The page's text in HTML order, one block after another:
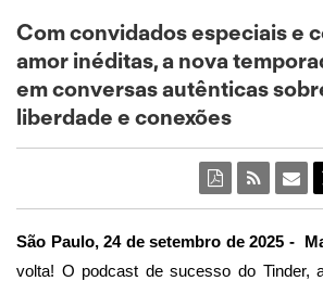
Com convidados especiais e
amor inéditas, a nova
em conversas autênticas
liberdade e conexões
São Paulo, 24 de setembro de 2025 -
volta! O podcast de sucesso do Tinder,